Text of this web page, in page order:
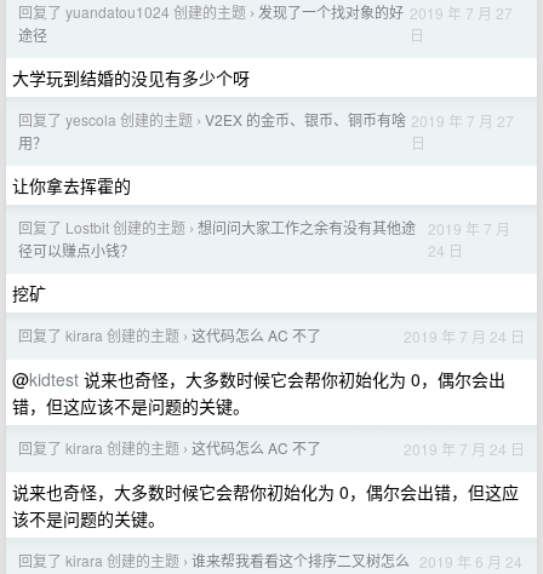
回复了 yuandatou1024 创建的主题 › 发现了一个找对象的好
途径
2019 年 7 月 27
日
大学玩到结婚的没见有多少个呀
回复了 yescola 创建的主题 › V2EX 的金币、银币、铜币有啥
用？
2019 年 7 月 27
日
让你拿去挥霍的
回复了 Lostbit 创建的主题 › 想问问大家工作之余有没有其他途
径可以赚点小钱？
2019 年 7 月
24 日
挖矿
回复了 kirara 创建的主题 › 这代码怎么 AC 不了 2019 年 7 月 24 日
@kidtest 说来也奇怪，大多数时候它会帮你初始化为 0，偶尔会出
错，但这应该不是问题的关键。
回复了 kirara 创建的主题 › 这代码怎么 AC 不了 2019 年 7 月 24 日
说来也奇怪，大多数时候它会帮你初始化为 0，偶尔会出错，但这应
该不是问题的关键。
回复了 kirara 创建的主题 › 谁来帮我看看这个排序二叉树怎么 2019 年 6 月 24